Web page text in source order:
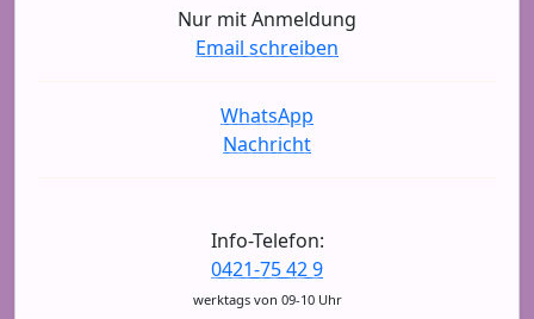
Nur mit Anmeldung
Email schreiben
WhatsApp
Nachricht
Info-Telefon:
0421-75 42 9
werktags von 09-10 Uhr